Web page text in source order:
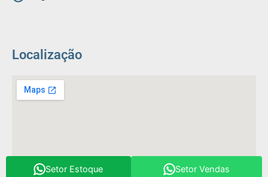
Localização
Setor Estoque Setor Vendas